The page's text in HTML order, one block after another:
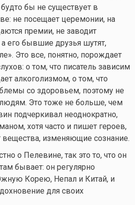
бы не существует в
не посещает церемонии, на
премии, не заводит
а его бывшие друзья шутят,
Это все, понятно, порождает
о том, что писатель зависим
алкоголизмом, о том, что
со здоровьем, поэтому не
Это тоже не больше, чем
подчеркивал неоднократно,
хотя часто и пишет героев,
вещества, изменяющие сознание.
о Пелевине, так это то, что он
бывает: он регулярно
Корею, Непал и Китай, и
для своих